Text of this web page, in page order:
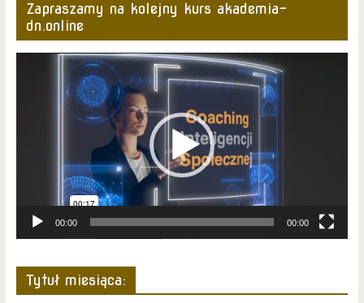
Zapraszamy na kolejny kurs akademia-
dn.online
Odtwarzacz
00:00 00:00
Tytuł miesiąca: